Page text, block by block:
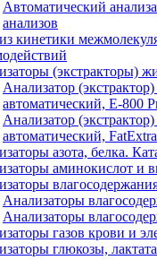
Автоматический
анализов
кинетики
(экстракторы)
Анализатор
автоматический, E-800
Анализатор
автоматический,
азота, белка.
аминокислот и
Анализаторы
Анализаторы
газов крови и
глюкозы, лактата